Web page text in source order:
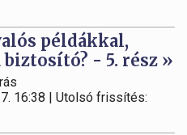
példákkal,
- 5. rész »
16:38 | Utolsó frissítés: